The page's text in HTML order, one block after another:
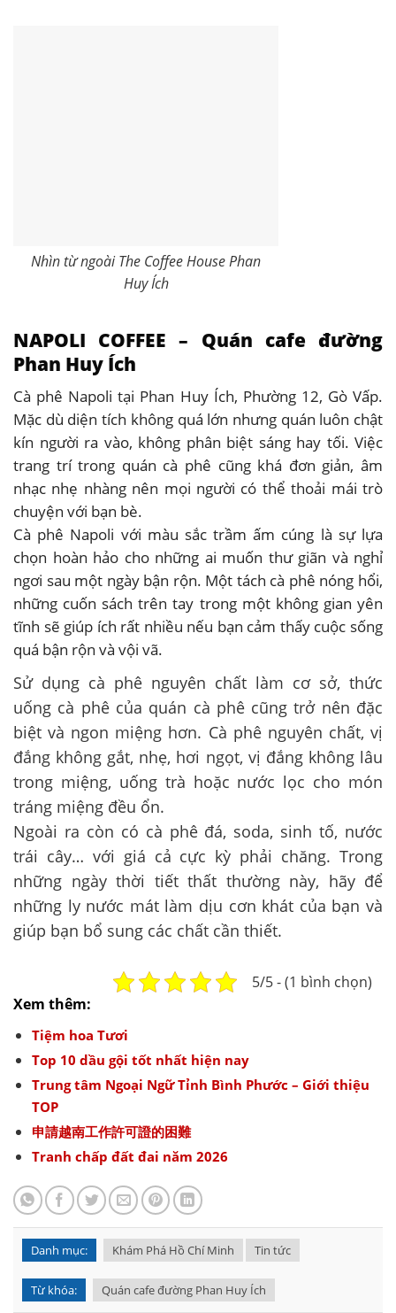
Nhìn từ ngoài The Coffee House Phan
Huy Ích
NAPOLI COFFEE – Quán cafe đường
Phan Huy Ích
Cà phê Napoli tại Phan Huy Ích, Phường 12, Gò Vấp.
Mặc dù diện tích không quá lớn nhưng quán luôn chật
kín người ra vào, không phân biệt sáng hay tối. Việc
trang trí trong quán cà phê cũng khá đơn giản, âm
nhạc nhẹ nhàng nên mọi người có thể thoải mái trò
chuyện với bạn bè.
Cà phê Napoli với màu sắc trầm ấm cúng là sự lựa
chọn hoàn hảo cho những ai muốn thư giãn và nghỉ
ngơi sau một ngày bận rộn. Một tách cà phê nóng hổi,
những cuốn sách trên tay trong một không gian yên
tĩnh sẽ giúp ích rất nhiều nếu bạn cảm thấy cuộc sống
quá bận rộn và vội vã.
Sử dụng cà phê nguyên chất làm cơ sở, thức
uống cà phê của quán cà phê cũng trở nên đặc
biệt và ngon miệng hơn. Cà phê nguyên chất, vị
đắng không gắt, nhẹ, hơi ngọt, vị đắng không lâu
trong miệng, uống trà hoặc nước lọc cho món
tráng miệng đều ổn.
Ngoài ra còn có cà phê đá, soda, sinh tố, nước
trái cây… với giá cả cực kỳ phải chăng. Trong
những ngày thời tiết thất thường này, hãy để
những ly nước mát làm dịu cơn khát của bạn và
giúp bạn bổ sung các chất cần thiết.
5/5 - (1 bình chọn)
Xem thêm:
Tiệm hoa Tươi
Top 10 dầu gội tốt nhất hiện nay
Trung tâm Ngoại Ngữ Tỉnh Bình Phước – Giới thiệu
TOP
申請越南工作許可證的困難
Tranh chấp đất đai năm 2026
Danh mục: Khám Phá Hồ Chí Minh Tin tức
Từ khóa: Quán cafe đường Phan Huy Ích